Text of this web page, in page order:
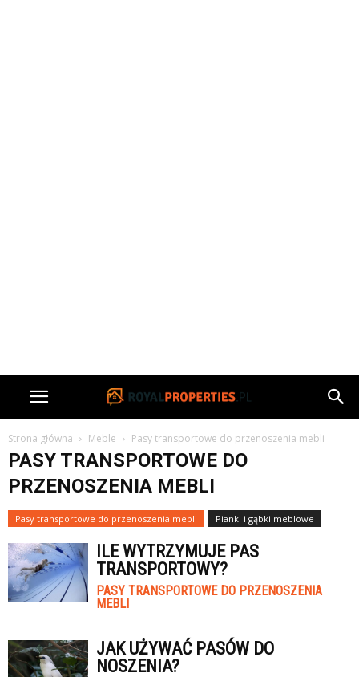
Strona główna Meble Pasy transportowe do przenoszenia mebli
PASY TRANSPORTOWE DO
PRZENOSZENIA MEBLI
Pasy transportowe do przenoszenia mebli Pianki i gąbki meblowe
ILE WYTRZYMUJE PAS
TRANSPORTOWY?
PASY TRANSPORTOWE DO PRZENOSZENIA
MEBLI
JAK UŻYWAĆ PASÓW DO
NOSZENIA?